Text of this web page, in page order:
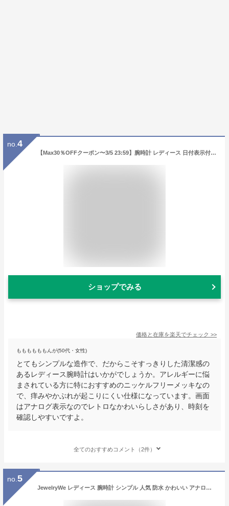
no. 4
【Max30％OFFクーポン〜3/5 23:59】腕時計 レディース 日付表示付き ニッケルフリーメッキ お肌に優しい 金属アレルギー対応 名入れ対応 シンプルウォッチ かわいい おしゃれ ブランド カレンダー 見やすい 30代 40代 ギフト日本製ムーブメント 1年間のメーカー保証付
ショップでみる
価格と在庫を楽天でチェック >>
ももももももんが(50代・女性)
とてもシンプルな造作で、だからこそすっきりした清潔感の
あるレディース腕時計はいかがでしょうか。アレルギーに悩
まされている方に特におすすめのニッケルフリーメッキなの
で、痒みやかぶれが起こりにくい仕様になっています。画面
はアナログ表示なのでレトロなかわいらしさがあり、時刻を
確認しやすいですよ。
全てのおすすめコメント（2件）
no. 5
JewelryWe レディース 腕時計 シンプル 人気 防水 かわいい アナログ おしゃれ レザーバンド 日本製クオーツ 誕生日 記念日 クリスマス プレゼント ブルー